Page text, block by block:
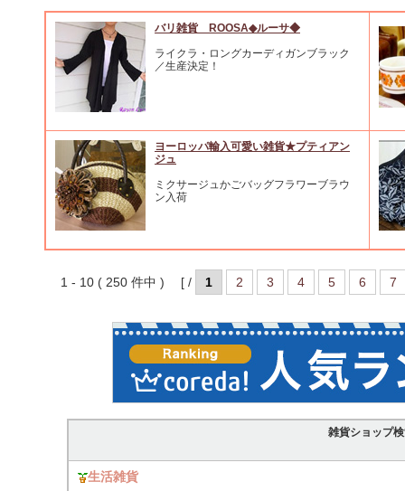
バリ雑貨 ROOSA◆ルーサ◆
ライクラ・ロングカーディガンブラック
／生産決定！
ヨーロッパ輸入可愛い雑貨★プティアン
ジュ
ミクサージュかごバッグフラワーブラウ
ン入荷
1 - 10 ( 250 件中 ) [ / 1 2 3 4 5 6 7
雑貨ショップ
生活雑貨